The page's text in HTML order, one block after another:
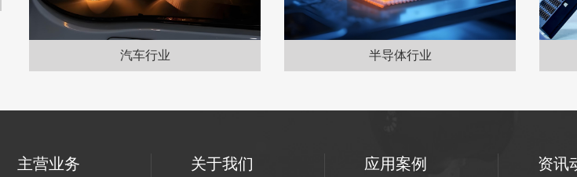
汽车行业 半导体行业
主营业务 关于我们 应用案例 资讯